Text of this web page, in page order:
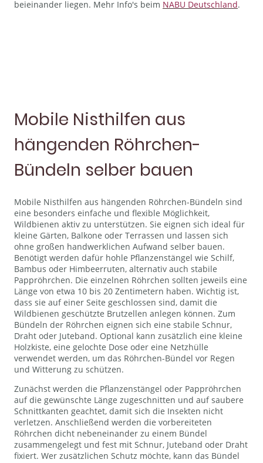
beieinander liegen. Mehr Info's beim NABU Deutschland.
Mobile Nisthilfen aus
hängenden Röhrchen-
Bündeln selber bauen
Mobile Nisthilfen aus hängenden Röhrchen-Bündeln sind
eine besonders einfache und flexible Möglichkeit,
Wildbienen aktiv zu unterstützen. Sie eignen sich ideal für
kleine Gärten, Balkone oder Terrassen und lassen sich
ohne großen handwerklichen Aufwand selber bauen.
Benötigt werden dafür hohle Pflanzenstängel wie Schilf,
Bambus oder Himbeerruten, alternativ auch stabile
Pappröhrchen. Die einzelnen Röhrchen sollten jeweils eine
Länge von etwa 10 bis 20 Zentimetern haben. Wichtig ist,
dass sie auf einer Seite geschlossen sind, damit die
Wildbienen geschützte Brutzellen anlegen können. Zum
Bündeln der Röhrchen eignen sich eine stabile Schnur,
Draht oder Juteband. Optional kann zusätzlich eine kleine
Holzkiste, eine gelochte Dose oder eine Netzhülle
verwendet werden, um das Röhrchen-Bündel vor Regen
und Witterung zu schützen.
Zunächst werden die Pflanzenstängel oder Pappröhrchen
auf die gewünschte Länge zugeschnitten und auf saubere
Schnittkanten geachtet, damit sich die Insekten nicht
verletzen. Anschließend werden die vorbereiteten
Röhrchen dicht nebeneinander zu einem Bündel
zusammengelegt und fest mit Schnur, Juteband oder Draht
fixiert. Wer zusätzlichen Schutz möchte, kann das Bündel